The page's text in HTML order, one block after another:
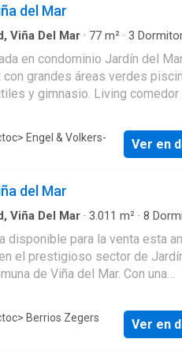
del Mar
Viña Del Mar · 77 m² · 3
para niños·Gimnasio
en condominio Jardín del
grandes áreas verdes
y gimnasio. Living comedor
estacionamiento Excelente
y tranquila buena
colegios centros
> Engel & Volkers-
Ver en
del Mar
Viña Del Mar · 3.011 m² · 8
disponible para la venta esta
el prestigioso sector de
de Viña del Mar. Con una
y seguro vecindario ideal para
vida relajada y rodeada de
Esta casa cuenta con
> Berrios Zegers
Ver en